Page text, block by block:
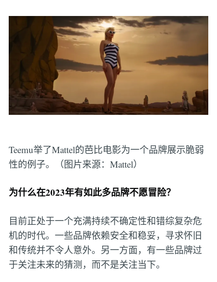
Teemu举了Mattel的芭比电影为一个品牌展示脆弱
性的例子。（图片来源：Mattel）
为什么在2023年有如此多品牌不愿冒险？
目前正处于一个充满持续不确定性和错综复杂危
机的时代。一些品牌依赖安全和稳妥，寻求怀旧
和传统并不令人意外。另一方面，有一些品牌过
于关注未来的猜测，而不是关注当下。